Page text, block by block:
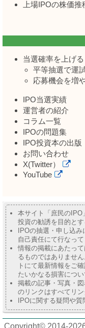
上場IPOの株価推
当選確率を上げる
平等抽選で運
応募機会を増
IPO当選実績
運営者の紹介
コラム一覧
IPOの問題集
IPO投資本の出版
お問い合わせ
X(Twitter）
YouTube
本サイト「庶民のIPO
投資の勧誘を目的とす
IPOの抽選・申し込
自己責任にて行なって
情報の掲載にあたっ
るものではありませ
トにて最新情報をご
たいかなる損害につ
掲載の記事・写真・
のリンクはすべてリン
IPOに関する疑問や質
Copyright© 2014-